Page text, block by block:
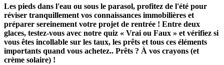
Les pieds dans l'eau ou sous le parasol, profitez de l'été pour
réviser tranquillement vos connaissances immobilières et
préparer sereinement votre projet de rentrée ! Entre deux
glaces, testez-vous avec notre quiz « Vrai ou Faux » et vérifiez si
vous êtes incollable sur les taux, les prêts et tous ces éléments
importants quand vous achetez.. Prêts ? À vos crayons (et
crème solaire) !